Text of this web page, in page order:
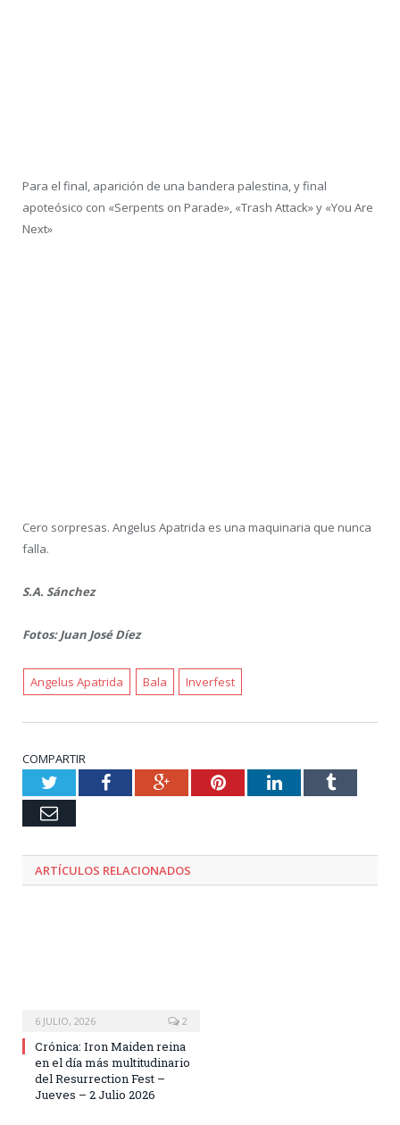
Para el final, aparición de una bandera palestina, y final
apoteósico con «Serpents on Parade», «Trash Attack» y «You Are
Next»
Cero sorpresas. Angelus Apatrida es una maquinaria que nunca
falla.
S.A. Sánchez
Fotos: Juan José Díez
Angelus Apatrida Bala Inverfest
COMPARTIR
TwitterFacebookGoogle+PinterestLinkedInTumblr
Email
ARTÍCULOS RELACIONADOS
6 JULIO, 2026 2
Crónica: Iron Maiden reina
en el día más multitudinario
del Resurrection Fest –
Jueves – 2 Julio 2026